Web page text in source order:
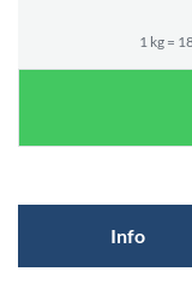
1 kg =
Info